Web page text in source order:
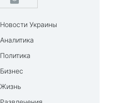
Новости Украины
Аналитика
Политика
Бизнес
Жизнь